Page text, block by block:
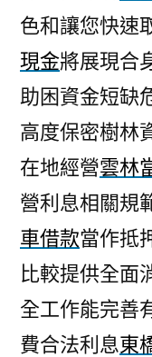
色和讓您快速
現金將展現合
助困資金短缺
高度保密樹林
在地經營雲林
營利息相關規
車借款當作抵
比較提供全面
全工作能完善
費合法利息東